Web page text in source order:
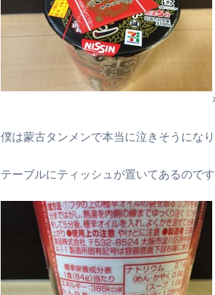
僕は蒙古タンメンで本当に泣きそうになり
テーブルにティッシュが置いてあるので